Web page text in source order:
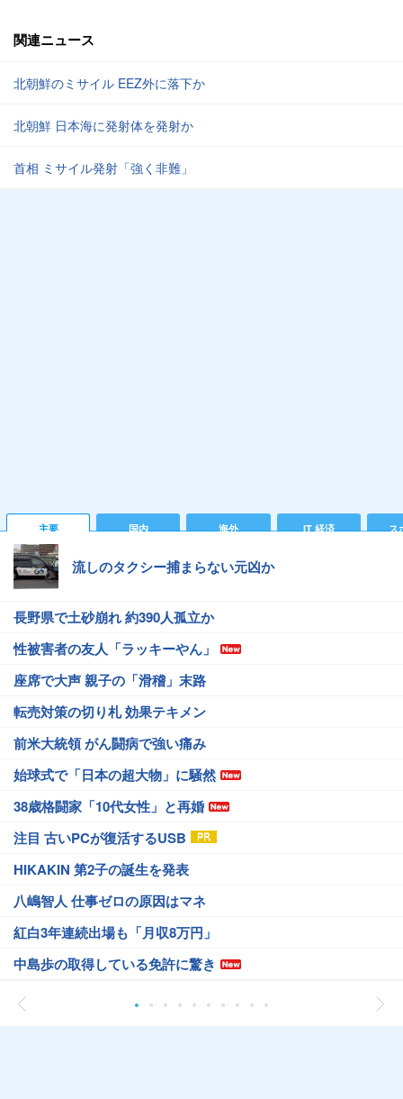
関連ニュース
北朝鮮のミサイル EEZ外に落下か
北朝鮮 日本海に発射体を発射か
首相 ミサイル発射「強く非難」
主要 国内 海外 IT 経済 ス
流しのタクシー捕まらない元凶か
長野県で土砂崩れ 約390人孤立か
性被害者の友人「ラッキーやん」
座席で大声 親子の「滑稽」末路
転売対策の切り札 効果テキメン
前米大統領 がん闘病で強い痛み
始球式で「日本の超大物」に騒然
38歳格闘家「10代女性」と再婚
注目 古いPCが復活するUSB
HIKAKIN 第2子の誕生を発表
八嶋智人 仕事ゼロの原因はマネ
紅白3年連続出場も「月収8万円」
中島歩の取得している免許に驚き